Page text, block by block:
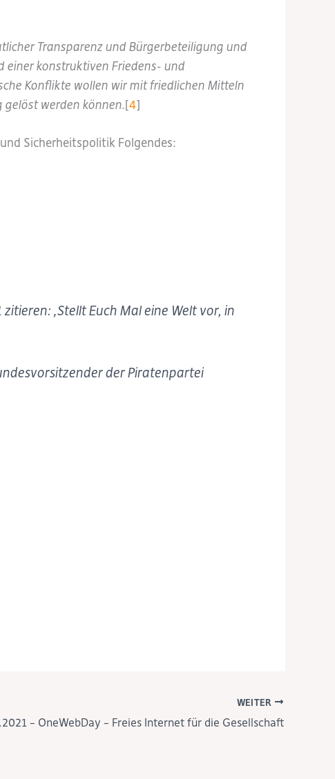
Transparenz und Bürgerbeteiligung und
konstruktiven Friedens- und
Konflikte wollen wir mit friedlichen Mitteln
werden können.[4]
Sicherheitspolitik Folgendes:
‚Stellt Euch Mal eine Welt vor, in
der Piratenpartei
WEITER
– OneWebDay – Freies Internet für die Gesellschaft